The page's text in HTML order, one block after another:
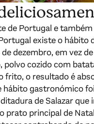
de Portugal e
existe o hábito
dezembro, em vez
polvo cozido com
frito, o resultado é
hábito gastronómico
de Salazar que
prato principal de